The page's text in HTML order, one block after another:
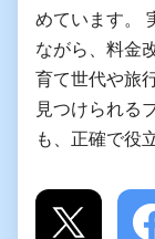
めています。
ながら、料金
育て世代や旅
見つけられる
も、正確で役